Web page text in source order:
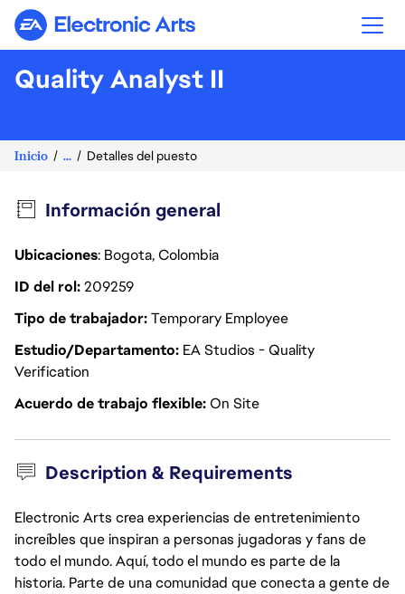
Electronic Arts
Quality Analyst II
Inicio ... Detalles del puesto
Información general
Ubicaciones: Bogota, Colombia
ID del rol209259
Tipo de trabajadorTemporary Employee
Estudio/Departamento EA Studios - Quality
Verification
Acuerdo de trabajo flexibleOn Site
Description & Requirements
Electronic Arts crea experiencias de entretenimiento
increíbles que inspiran a personas jugadoras y fans de
todo el mundo. Aquí, todo el mundo es parte de la
historia. Parte de una comunidad que conecta a gente de